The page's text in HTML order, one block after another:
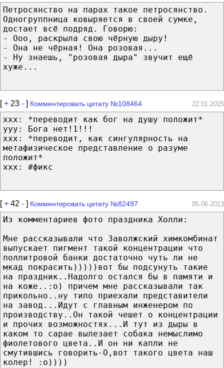
Петросянство на парах такое петросянство.
Одногруппница ковыряется в своей сумке,
достает всё подряд. Говорю:
- Ооо, раскрыла свою чёрную дыру!
- Она не чёрная! Она розовая...
- Ну знаешь, "розовая дыра" звучит ещё
хуже...
[+ 23 - ] Комментировать цитату №108464 22.01.2015
xxx: *переводит как бог на душу положит*
yyy: Бога нет!1!!!
xxx: *переводит, как сингулярность на
метафизическое представление о разуме
положит*
xxx: #фикс
[+ 42 - ] Комментировать цитату №82497 05.06.2013
Из комментариев фото праздника Холли:
Мне рассказывали что Заволжский химкомбинат
выпускает пигмент такой концентрации что
поллитровой банки достаточно чуть ли не
мкад покрасить)))))вот бы подсунуть такие
на праздник..Надолго остался бы в памяти и
на коже..:о) причем мне рассказывали так
прикольно..ну типо приехали представители
на завод...Идут с главным инженером по
производству..Он такой чешет о концентрации
и прочих возможностях...И тут из дыры в
каком то сарае вылезает собака немыслимо
фиолетового цвета..И он ни капли не
смутившись говорить-О,вот такого цвета наш
колер! :о))))